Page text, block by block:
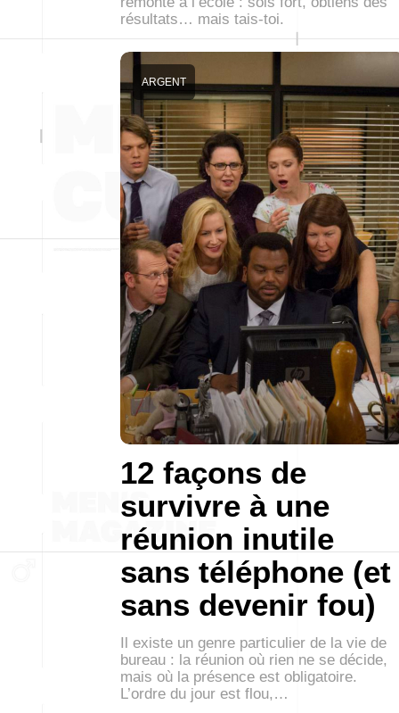
résultats… mais tais-toi.
12 façons de
survivre à une
réunion inutile
sans téléphone (et
sans devenir fou)
ARGENT
Il existe un genre particulier de la vie de
bureau : la réunion où rien ne se décide,
mais où la présence est obligatoire.
L’ordre du jour est flou,…